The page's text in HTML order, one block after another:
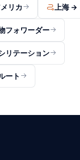
リカ 上海
フォワーダー
リテーション
ート